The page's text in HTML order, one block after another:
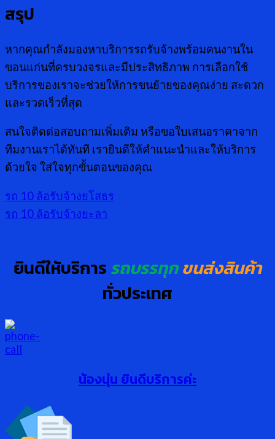
สรุป
หากคุณกำลังมองหาบริการรถรับจ้างพร้อมคนงานใน
ขอนแก่นที่ครบวงจรและมีประสิทธิภาพ การเลือกใช้
บริการของเราจะช่วยให้การขนย้ายของคุณง่าย สะดวก
และรวดเร็วที่สุด
สนใจติดต่อสอบถามเพิ่มเติม หรือขอใบเสนอราคาจาก
ทีมงานเราได้ทันที เรายินดีให้คำแนะนำและให้บริการ
ด้วยใจ ใส่ใจทุกขั้นตอนของคุณ
รถ 10 ล้อรับจ้างยโสธร
รถ 10 ล้อรับจ้างยะลา
ยินดีให้บริการรถบรรทุกขนส่งสินค้า
ทั่วประเทศ
น้องนุ่น ยินดีบริการค่ะ